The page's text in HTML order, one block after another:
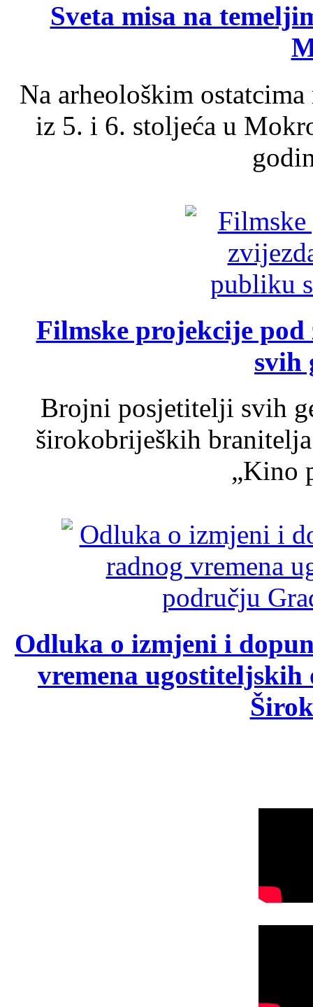
Sveta misa na
Na arheološkim
iz 5. i 6. stoljeća u
Filmske projekcije
svih
Brojni posjetitelji svih
širokobrijeških
„Kino
Odluka o izmjeni i
vremena